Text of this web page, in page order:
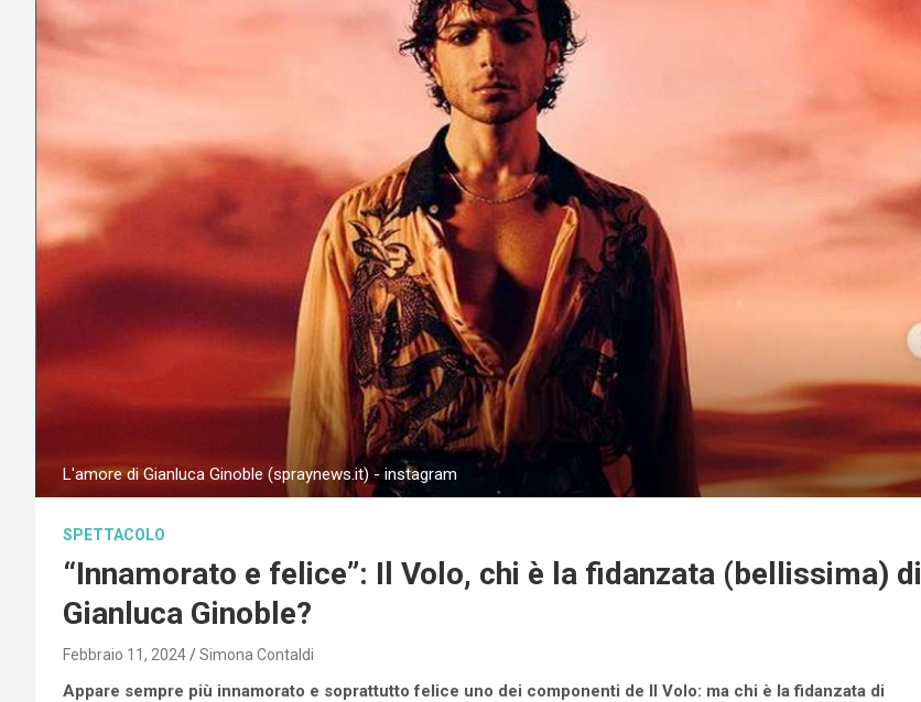
L'amore di Gianluca Ginoble (spraynews.it) - instagram
SPETTACOLO
“Innamorato e felice”: Il Volo, chi è la fidanzata (bellissima) di
Gianluca Ginoble?
Febbraio 11, 2024 Simona Contaldi
Appare sempre più innamorato e soprattutto felice uno dei componenti de Il Volo: ma chi è la fidanzata di